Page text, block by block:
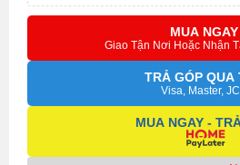
MUA NGAY
Giao Tận Nơi Hoặc Nhận
TRẢ GÓP QUA
Visa, Master,
MUA NGAY -